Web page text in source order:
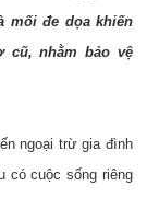
mối đe dọa khiến
cũ, nhằm bảo vệ
ngoại trừ gia đình
có cuộc sống riêng